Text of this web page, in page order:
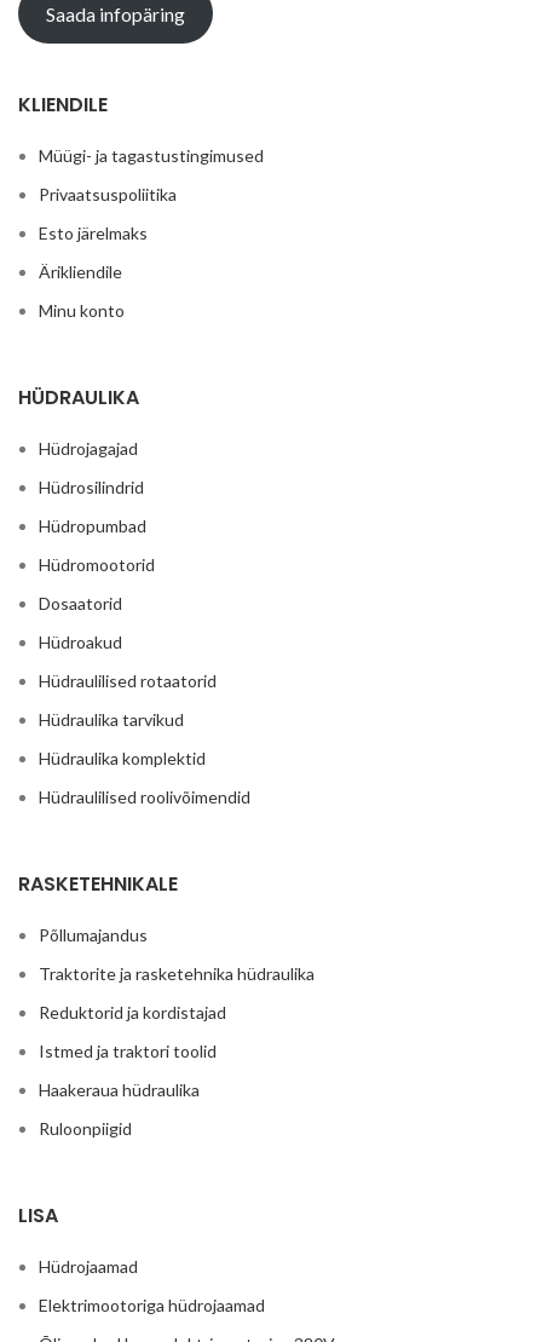
Saada infopäring
KLIENDILE
Müügi- ja tagastustingimused
Privaatsuspoliitika
Esto järelmaks
Ärikliendile
Minu konto
HÜDRAULIKA
Hüdrojagajad
Hüdrosilindrid
Hüdropumbad
Hüdromootorid
Dosaatorid
Hüdroakud
Hüdraulilised rotaatorid
Hüdraulika tarvikud
Hüdraulika komplektid
Hüdraulilised roolivõimendid
RASKETEHNIKALE
Põllumajandus
Traktorite ja rasketehnika hüdraulika
Reduktorid ja kordistajad
Istmed ja traktori toolid
Haakeraua hüdraulika
Ruloonpiigid
LISA
Hüdrojaamad
Elektrimootoriga hüdrojaamad